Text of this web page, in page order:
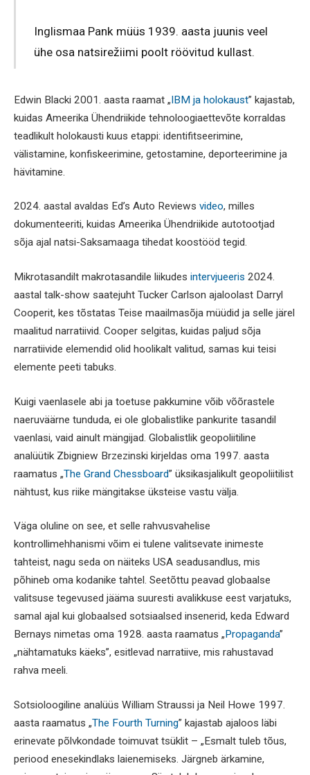
Inglismaa Pank müüs 1939. aasta juunis veel
ühe osa natsirežiimi poolt röövitud kullast.
Edwin Blacki 2001. aasta raamat „IBM ja holokaust” kajastab,
kuidas Ameerika Ühendriikide tehnoloogiaettevõte korraldas
teadlikult holokausti kuus etappi: identifitseerimine,
välistamine, konfiskeerimine, getostamine, deporteerimine ja
hävitamine.
2024. aastal avaldas Ed’s Auto Reviews video, milles
dokumenteeriti, kuidas Ameerika Ühendriikide autotootjad
sõja ajal natsi-Saksamaaga tihedat koostööd tegid.
Mikrotasandilt makrotasandile liikudes intervjueeris 2024.
aastal talk-show saatejuht Tucker Carlson ajaloolast Darryl
Cooperit, kes tõstatas Teise maailmasõja müüdid ja selle järel
maalitud narratiivid. Cooper selgitas, kuidas paljud sõja
narratiivide elemendid olid hoolikalt valitud, samas kui teisi
elemente peeti tabuks.
Kuigi vaenlasele abi ja toetuse pakkumine võib võõrastele
naeruväärne tunduda, ei ole globalistlike pankurite tasandil
vaenlasi, vaid ainult mängijad. Globalistlik geopoliitiline
analüütik Zbigniew Brzezinski kirjeldas oma 1997. aasta
raamatus „The Grand Chessboard” üksikasjalikult geopoliitilist
nähtust, kus riike mängitakse üksteise vastu välja.
Väga oluline on see, et selle rahvusvahelise
kontrollimehhanismi võim ei tulene valitsevate inimeste
tahteist, nagu seda on näiteks USA seadusandlus, mis
põhineb oma kodanike tahtel. Seetõttu peavad globaalse
valitsuse tegevused jääma suuresti avalikkuse eest varjatuks,
samal ajal kui globaalsed sotsiaalsed insenerid, keda Edward
Bernays nimetas oma 1928. aasta raamatus „Propaganda”
„nähtamatuks käeks”, esitlevad narratiive, mis rahustavad
rahva meeli.
Sotsioloogiline analüüs William Straussi ja Neil Howe 1997.
aasta raamatus „The Fourth Turning” kajastab ajaloos läbi
erinevate põlvkondade toimuvat tsüklit – „Esmalt tuleb tõus,
periood enesekindlaks laienemiseks. Järgneb ärkamine,